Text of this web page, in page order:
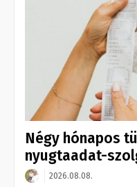
Négy hónapos
nyugtaadat-
2026.08.08.